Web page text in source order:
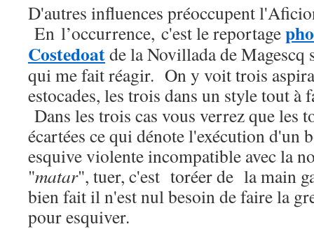
D'autres influences préoccupent
En l’occurrence, c'est le reportage
Costedoatde la Novillada de Magescq
qui me fait réagir. On y voit trois
estocades, les trois dans un style tout à
Dans les trois cas vous verrez que les
écartées ce qui dénote l'exécution d'un
esquive violente incompatible avec la
"matar", tuer, c'est toréer de la main
bien fait il n'est nul besoin de faire la
pour esquiver.